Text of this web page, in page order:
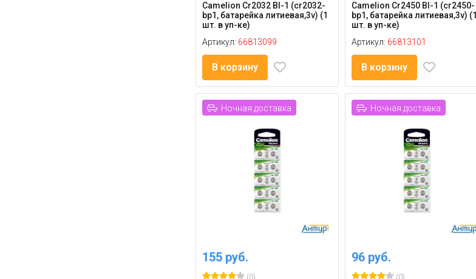
Camelion Cr2032 Bl-1 (cr2032-
bp1, батарейка литиевая,3v) (1
шт. в уп-ке)
Артикул: 66813099
В корзину
Camelion Cr2450 Bl-1 (cr2450-
bp1, батарейка литиевая,3v) (1
шт. в уп-ке)
Артикул: 66813101
В корзину
Ночная доставка
155 руб.
(0)
Ночная доставка
96 руб.
(0)